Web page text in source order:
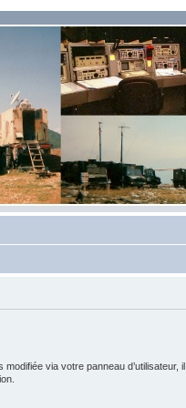
via votre panneau d’utilisateur, il